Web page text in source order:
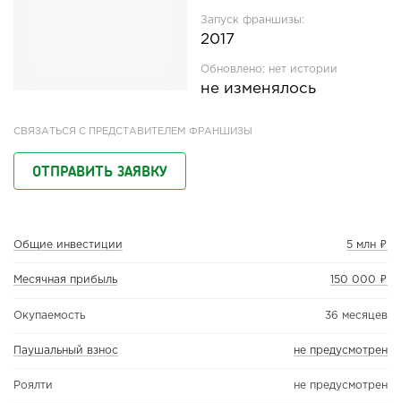
Запуск франшизы:
2017
Обновлено: нет истории
не изменялось
СВЯЗАТЬСЯ С ПРЕДСТАВИТЕЛЕМ ФРАНШИЗЫ
ОТПРАВИТЬ ЗАЯВКУ
Общие инвестиции 5 млн ₽
Месячная прибыль 150 000 ₽
Окупаемость 36 месяцев
Паушальный взнос не предусмотрен
Роялти не предусмотрен